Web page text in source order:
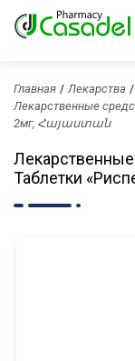
Главная Лекарства
Лекарственные
2мг, Հայաստան
Таблетки